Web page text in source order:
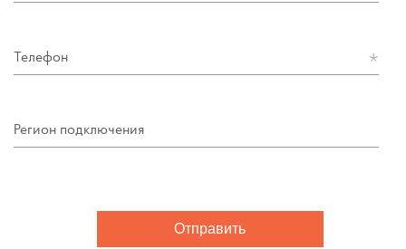
Телефон
Регион подключения
Отправить